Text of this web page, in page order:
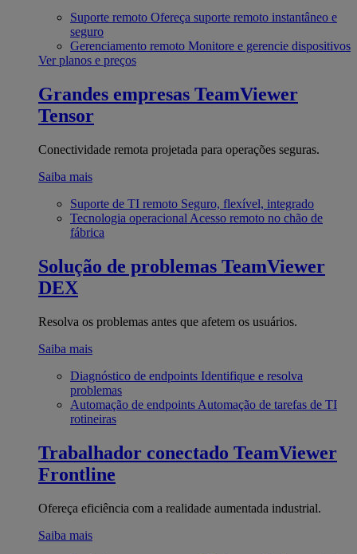
Suporte remoto Ofereça suporte remoto instantâneo e
seguro
Gerenciamento remoto Monitore e gerencie dispositivos
Ver planos e preços
Grandes empresas TeamViewer
Tensor
Conectividade remota projetada para operações seguras.
Saiba mais
Suporte de TI remoto Seguro, flexível, integrado
Tecnologia operacional Acesso remoto no chão de
fábrica
Solução de problemas TeamViewer
DEX
Resolva os problemas antes que afetem os usuários.
Saiba mais
Diagnóstico de endpoints Identifique e resolva
problemas
Automação de endpoints Automação de tarefas de TI
rotineiras
Trabalhador conectado TeamViewer
Frontline
Ofereça eficiência com a realidade aumentada industrial.
Saiba mais